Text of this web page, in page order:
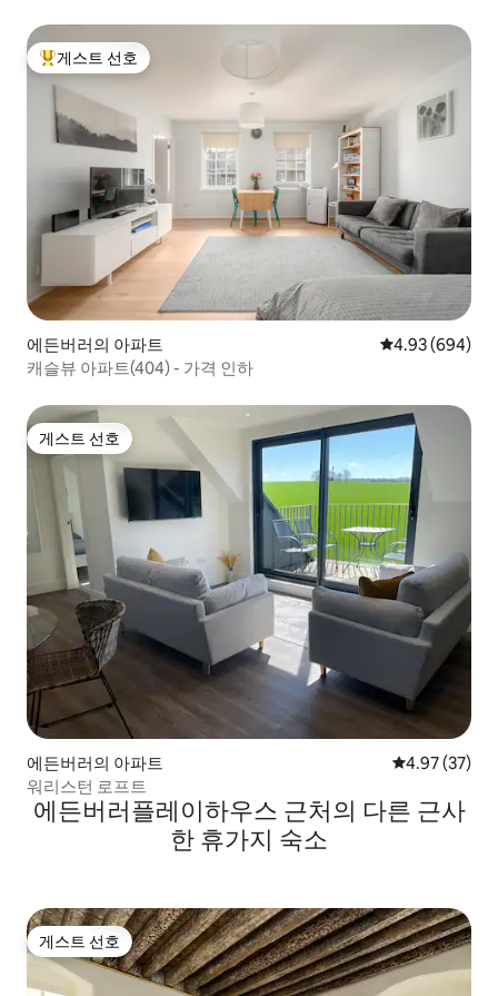
상위 게스트 선호
게스트 선호
에든버러의 아파트 평점 4.93점(5
4.93 (694)
캐슬뷰 아파트(404) - 가격 인하
게스트 선호
게스트 선호
에든버러의 아파트 평점 4.97점(5
4.97 (37)
워리스턴 로프트
에든버러플레이하우스 근처의 다른 근사
한 휴가지 숙소
게스트 선호
게스트 선호